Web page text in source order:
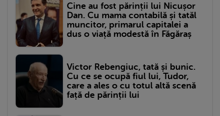
Cine au fost părinții lui Nicușor
Dan. Cu mama contabilă și tatăl
muncitor, primarul capitalei a
dus o viață modestă în Făgăraș
Victor Rebengiuc, tată și bunic.
Cu ce se ocupă fiul lui, Tudor,
care a ales o cu totul altă scenă
față de părinții lui